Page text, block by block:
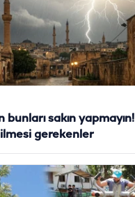
sakın yapmayın!
gerekenler